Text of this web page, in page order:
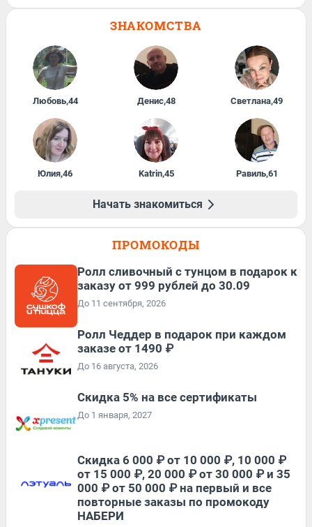
ЗНАКОМСТВА
Любовь,44 Денис,48 Светлана,49
Юлия,46 Katrin,45 Равиль,61
Начать знакомиться
ПРОМОКОДЫ
Ролл сливочный с тунцом в подарок к
заказу от 999 рублей до 30.09
До 11 сентября, 2026
Ролл Чеддер в подарок при каждом
заказе от 1490 ₽
До 16 августа, 2026
Скидка 5% на все сертификаты
До 1 января, 2027
Скидка 6 000 ₽ от 10 000 ₽, 10 000 ₽
от 15 000 ₽, 20 000 ₽ от 30 000 ₽ и 35
000 ₽ от 50 000 ₽ на первый и все
повторные заказы по промокоду
НАБЕРИ